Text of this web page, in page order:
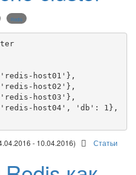
Redis
' redis-host01 ' },
' redis-host02 ' },
' redis-host03 ' },
' redis-host04' , ' db ' : 1 },
- 10.04.2016) Статьи